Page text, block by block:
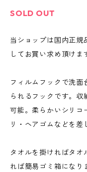
SOLD OUT
当ショップは国内正規
してお買い求め頂けま
フィルムフックで洗面
られるフックです。
可能。柔らかいシリコ
リ・ヘアゴムなどを差
タオルを掛ければタオ
れば簡易ゴミ箱になり